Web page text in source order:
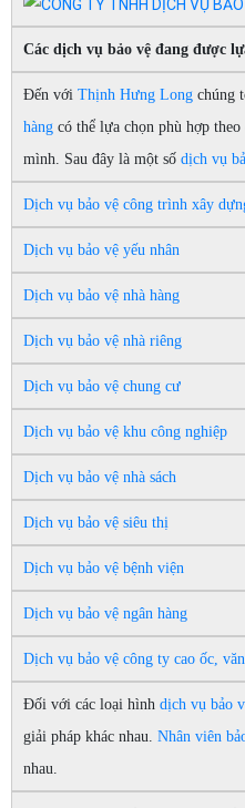
Các dịch vụ bảo vệ đang được
Đến với Thịnh Hưng Long chúng
hàng có thể lựa chọn phù hợp
mình. Sau đây là một số dịch vụ
Dịch vụ bảo vệ công trình xây
Dịch vụ bảo vệ yếu nhân
Dịch vụ bảo vệ nhà hàng
Dịch vụ bảo vệ nhà riêng
Dịch vụ bảo vệ chung cư
Dịch vụ bảo vệ khu công nghiệp
Dịch vụ bảo vệ nhà sách
Dịch vụ bảo vệ siêu thị
Dịch vụ bảo vệ bệnh viện
Dịch vụ bảo vệ ngân hàng
Dịch vụ bảo vệ công ty cao ốc,
Đối với các loại hình dịch vụ bảo
giải pháp khác nhau. Nhân viên
nhau.